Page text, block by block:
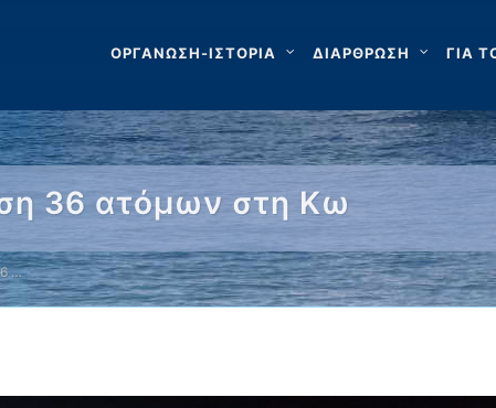
ΟΡΓΑΝΩΣΗ-ΙΣΤΟΡΙΑ ΔΙΑΡΘΡΩΣΗ ΓΙΑ
36 ατόμων στη Κω
…